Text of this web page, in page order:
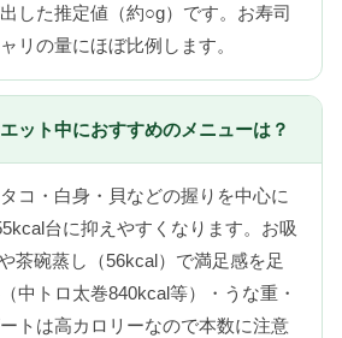
した推定値（約○g）です。お寿司
リの量にほぼ比例します。
ット中におすすめのメニューは？
コ・白身・貝などの握りを中心に
台に抑えやすくなります。お吸
茶碗蒸し（56kcal）で満足感を足
中トロ太巻840kcal等）・うな重・
トは高カロリーなので本数に注意